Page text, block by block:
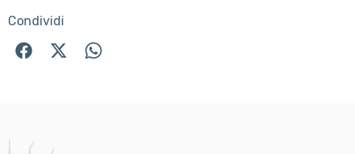
Condividi